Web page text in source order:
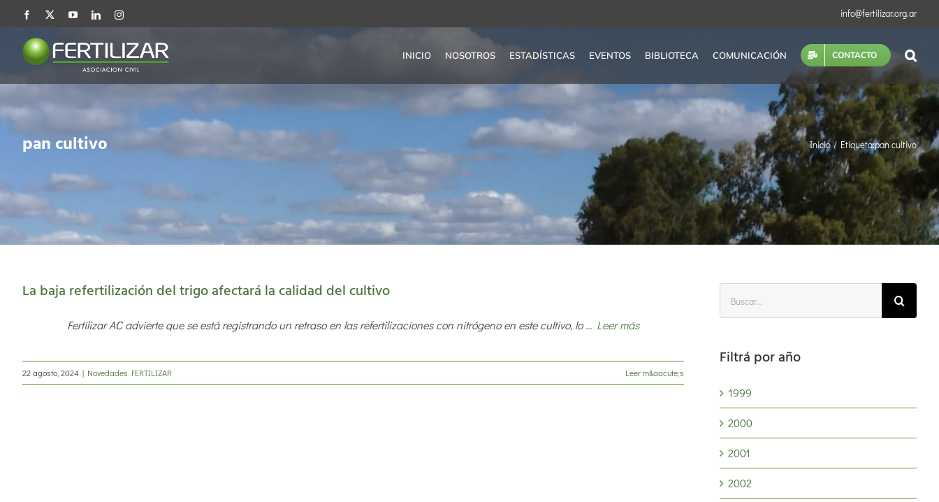
contenido
Facebook YouTubeLinkedInInstagram info@fertilizar.org.ar
INICIO NOSOTROS ESTADÍSTICAS EVENTOS BIBLIOTECA COMUNICACIÓN CONTACTO
pan cultivo Inicio Etiqueta:pan cultivo
La baja refertilización del trigo afectará la calidad del cultivo
Fertilizar AC advierte que se está registrando un retraso en las refertilizaciones con nitrógeno en este cultivo, lo… Leer más
22 agosto, 2024 | Novedades FERTILIZAR Leer m&aacute;s
Filtrá por año
1999
2000
2001
2002